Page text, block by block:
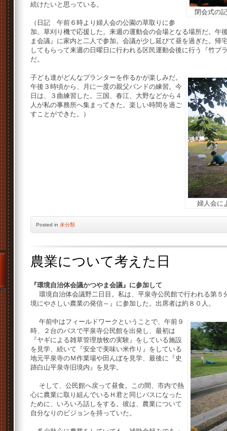
閉会式の
続けたいと思っている。
（日記 午前６時より婦人会の公園の草取りに参
加。草刈り機で応援した。来週の運動会の会場となる場所だ。午
ま会議』に家内と二人で参加。会議が少し延びて昼を過ぎた。帰
してもらって来週の日曜日に行われる区民運動会後に行う『竹プ
だ。
婦人会に
子ども達がどんなプランターを作るかが楽しみだ。
午後３時頃から、月に一度の親父バンドの練習。今
日は、３曲練習した。三国、春江、大野などから４
人が私の事務所へ集まってきた。楽しい時間を過ご
すことができた。）
Posted in 未分類
農業について考えた日
『環境自治体会議かつやま会議』に参加して
環境自治体会議野二日目。私は、平泉寺公民館で行われる第５
境にやさしい農業の発信～』に参加した。出席者は約８０人。
午前中はフィールドワークということで、午前９
時、２台のバスで平泉寺公民館を出発し、最初は
『ヤギによる雑草管理放牧の実験』をしている施設
を見学、続いて『安全で美味い米作り』をしている
地元平泉寺のＭ作業場や田んぼを見学、最後に『史
跡白山平泉寺旧境内』を見学。
そして、公民館へ戻って昼食。この間、市内で熱
心に農業に取り組んでいるＨ君と同じバスになった
ために、いろいろ話しをする。彼は、農業について
自分なりのビジョンを持っていた。